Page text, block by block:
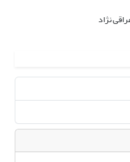
نژاد